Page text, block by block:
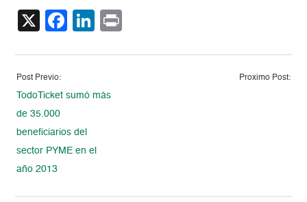
X Facebook
LinkedIn
Post Previo:
TodoTicket sumó más
de 35.000
beneficiarios del
sector PYME en el
año 2013
Proximo Post: